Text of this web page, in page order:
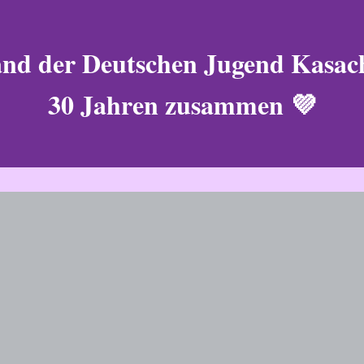
der Deutschen Jugend
30 Jahren zusammen 💜